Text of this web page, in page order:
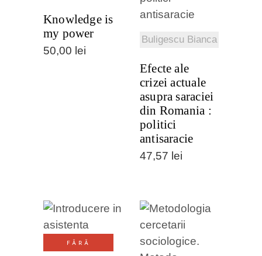
Knowledge is
my power
50,00 lei
Buligescu Bianca
Efecte ale
crizei actuale
asupra saraciei
din Romania :
politici
antisaracie
47,57 lei
FĂRĂ
VEZI
DETALII
VEZI